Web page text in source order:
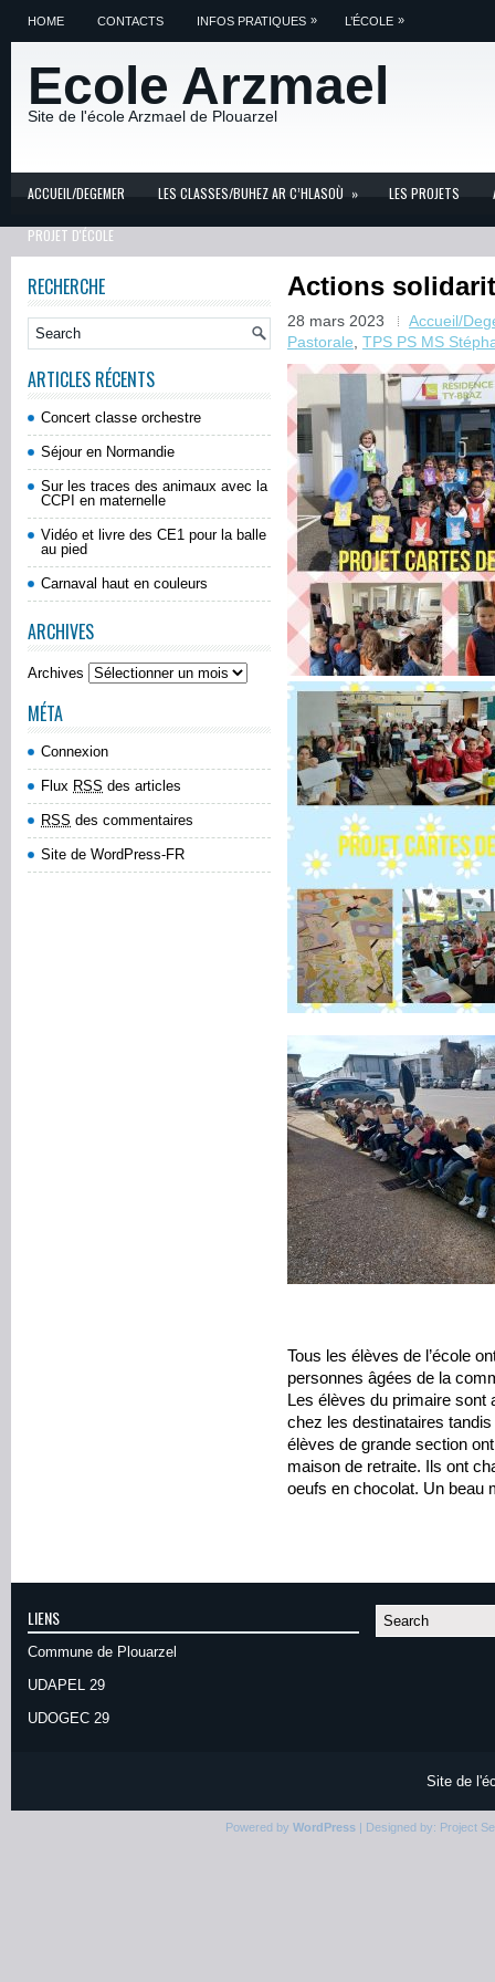
HOME CONTACTS INFOS PRATIQUES » L’ÉCOLE »
Ecole Arzmael
Site de l'école Arzmael de Plouarzel
ACCUEIL/DEGEMER LES CLASSES/BUHEZ AR C’HLASOÙ » LES PROJETS
PROJET D'ÉCOLE
Actions
28 mars 2023
Accueil/
Pastorale, TPS PS MS
Tous les élèves de l’école
personnes âgées de la
Les élèves du primaire
chez les destinataires
élèves de grande section
maison de retraite. Ils ont
oeufs en chocolat. Un beau
RECHERCHE
ARTICLES RÉCENTS
Concert classe orchestre
Séjour en Normandie
Sur les traces des animaux avec la
CCPI en maternelle
Vidéo et livre des CE1 pour la balle
au pied
Carnaval haut en couleurs
ARCHIVES
Archives
MÉTA
Connexion
Flux RSS des articles
RSS des commentaires
Site de WordPress-FR
LIENS
Commune de Plouarzel
UDAPEL 29
UDOGEC 29
Site de
Powered by WordPress| Designed by: Project